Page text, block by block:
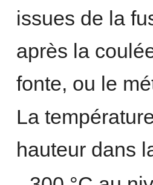
issues de la
après la
fonte, ou le
La
hauteur dans